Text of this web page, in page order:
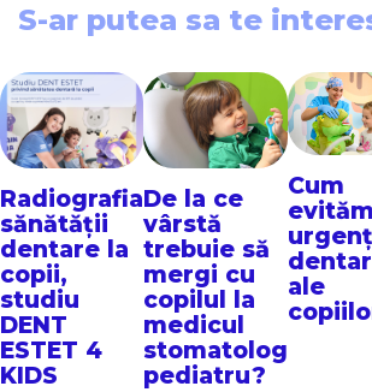
S-ar putea sa te
Radiografia
sănătății
dentare la
copii,
studiu
DENT
ESTET 4
KIDS
De la ce
vârstă
trebuie să
mergi cu
copilul la
medicul
stomatolog
pediatru?
Cum
evităm
ale